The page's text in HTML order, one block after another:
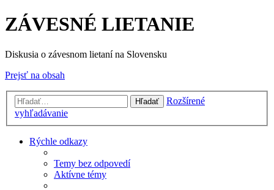
ZÁVESNÉ LIETANIE
Diskusia o závesnom lietaní na Slovensku
Prejsť na obsah
Hľadať
Rozšírené
vyhľadávanie
Rýchle odkazy
Temy bez odpovedí
Aktívne témy